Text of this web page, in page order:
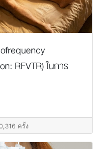
RFVTR) ในการ
ครั้ง